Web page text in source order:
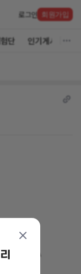
로그인 회원가입
단 인기게시글
하렵니다^^